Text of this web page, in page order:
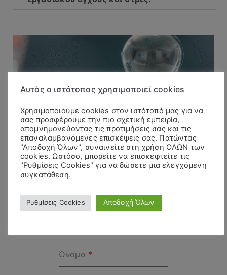
Δήλωση
Όνομα *
Αυτός ο ιστότοπος χρησιμοποιεί cookies
Χρησιμοποιούμε cookies στον ιστότοπό μας για να
σας προσφέρουμε την πιο σχετική εμπειρία,
απομνημονεύοντας τις προτιμήσεις σας και τις
επαναλαμβανόμενες επισκέψεις σας. Πατώντας
"Αποδοχή Όλων", συναινείτε στη χρήση ΟΛΩΝ των
cookies. Ωστόσο, μπορείτε να επισκεφτείτε τις
"Ρυθμίσεις Cookies" για να δώσετε μια ελεγχόμενη
συγκατάθεση.
Ρυθμίσεις Cookies Αποδοχή Όλων